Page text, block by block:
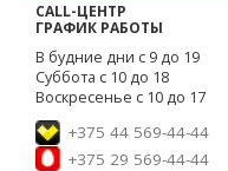
CALL-ЦЕНТР
ГРАФИК РАБОТЫ
В будние дни с 9 до 19
Суббота с 10 до 18
Воскресенье с 10 до 17
+375 44 569-44-44
+375 29 569-44-44